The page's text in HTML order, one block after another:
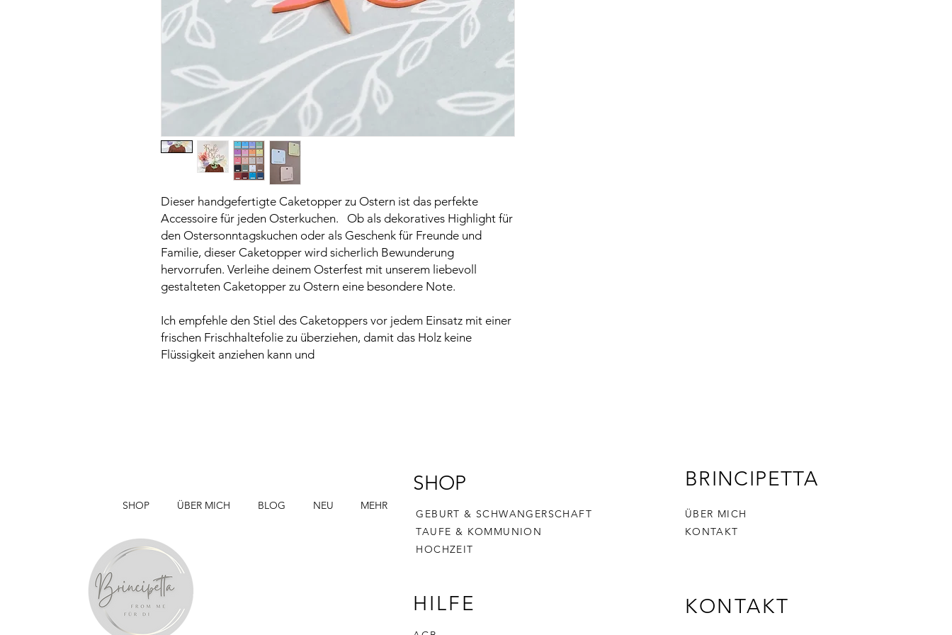
Dieser handgefertigte Caketopper zu Ostern ist das perfekte
Accessoire für jeden Osterkuchen. Ob als dekoratives Highlight für
den Ostersonntagskuchen oder als Geschenk für Freunde und
Familie, dieser Caketopper wird sicherlich Bewunderung
hervorrufen. Verleihe deinem Osterfest mit unserem liebevoll
gestalteten Caketopper zu Ostern eine besondere Note.
Ich empfehle den Stiel des Caketoppers vor jedem Einsatz mit einer
frischen Frischhaltefolie zu überziehen, damit das Holz keine
Flüssigkeit anziehen kann und
SHOP
GEBURT & SCHWANGERSCHAFT
TAUFE & KOMMUNION
HOCHZEIT
HILFE
BRINCIPETTA
ÜBER MICH
KONTAKT
KONTAKT
SHOP ÜBER MICH BLOG NEU MEHR